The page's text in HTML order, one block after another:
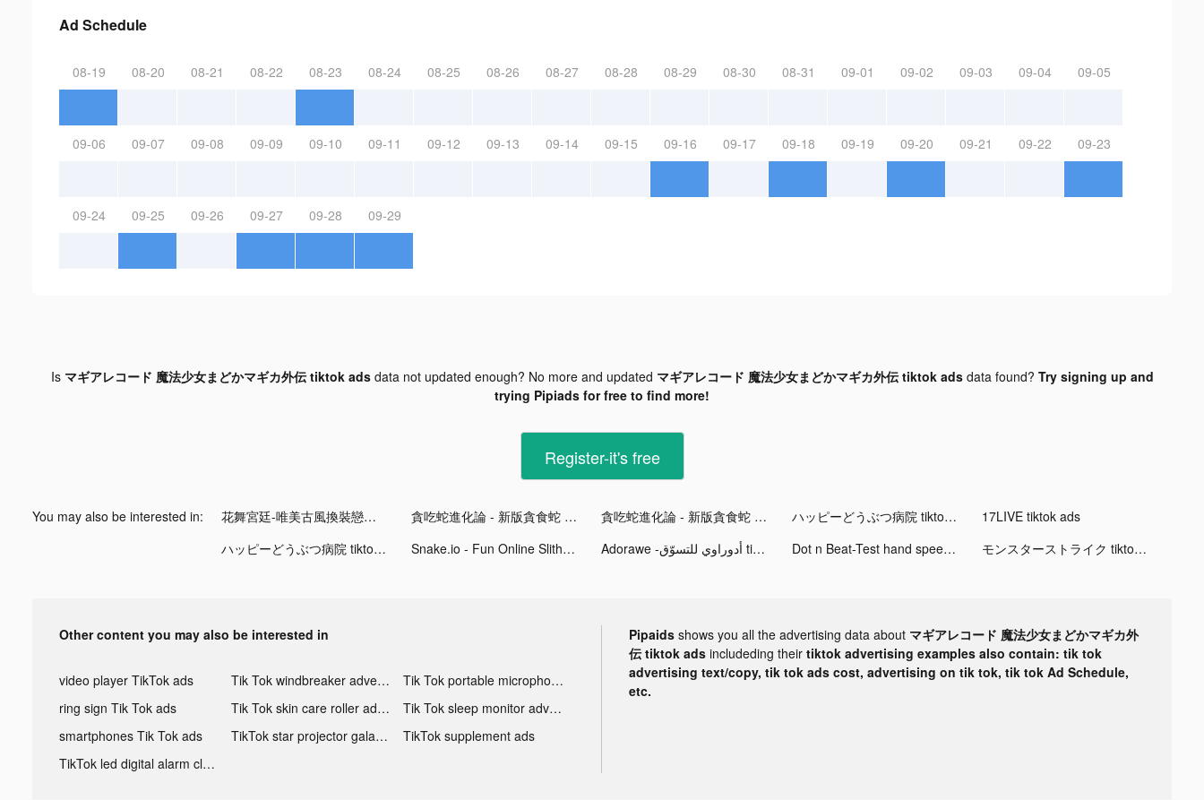
Ad Schedule
08-19 08-20 08-21 08-22 08-23 08-24 08-25 08-26 08-27 08-28 08-29 08-30 08-31 09-01 09-02 09-03 09-04 09-05
09-06 09-07 09-08 09-09 09-10 09-11 09-12 09-13 09-14 09-15 09-16 09-17 09-18 09-19 09-20 09-21 09-22 09-23
09-24 09-25 09-26 09-27 09-28 09-29
Is マギアレコード 魔法少女まどかマギカ外伝 tiktok adsdata not updated enough? No more and updated マギアレコード 魔法少女まどかマギカ外伝 tiktok adsdata found? Try signing up and
trying Pipiads for free to find more!
Register-it's free
You may also be interested in: 花舞宮廷-唯美古風換裝戀愛 tiktok ads 貪吃蛇進化論 - 新版貪食蛇 tiktok ads 貪吃蛇進化論 - 新版貪食蛇 tiktok ads ハッピーどうぶつ病院 tiktok ads
17LIVE tiktok ads
ハッピーどうぶつ病院 tiktok ads
Snake.io - Fun Online Slither tiktok ads Adorawe -أدوراوي للتسوّق tiktok ads Dot n Beat-Test hand speed tiktok ads モンスターストライク tiktok ads
Other content you may also be interested in
video player TikTok ads Tik Tok windbreaker advertising
Tik Tok portable microphone advertising
ring sign Tik Tok ads
Tik Tok skin care roller advertising
Tik Tok sleep monitor advertising
smartphones Tik Tok ads
TikTok star projector galaxy night light bluetooth ads
TikTok supplement ads
TikTok led digital alarm clock ads
Pipaids shows you all the advertising data about マギアレコード 魔法少女まどかマギカ外
伝 tiktok ads includeding their tiktok advertising examples also contain: tik tok
advertising text/copy, tik tok ads cost, advertising on tik tok, tik tok Ad Schedule,
etc.